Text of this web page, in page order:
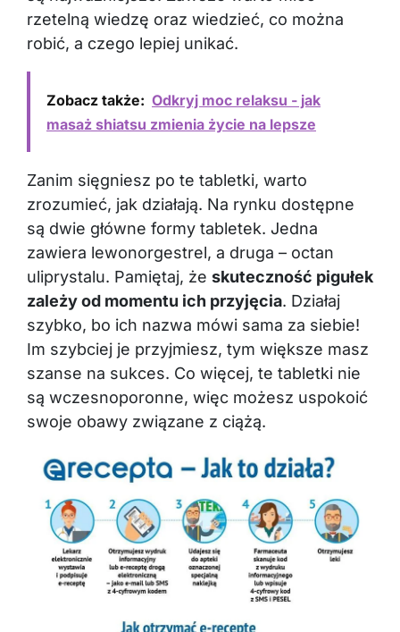
rzetelną wiedzę oraz wiedzieć, co można
robić, a czego lepiej unikać.
Zobacz także: Odkryj moc relaksu - jak
masaż shiatsu zmienia życie na lepsze
Zanim sięgniesz po te tabletki, warto
zrozumieć, jak działają. Na rynku dostępne
są dwie główne formy tabletek. Jedna
zawiera lewonorgestrel, a druga – octan
uliprystalu. Pamiętaj, że skuteczność pigułek
zależy od momentu ich przyjęcia. Działaj
szybko, bo ich nazwa mówi sama za siebie!
Im szybciej je przyjmiesz, tym większe masz
szanse na sukces. Co więcej, te tabletki nie
są wczesnoporonne, więc możesz uspokoić
swoje obawy związane z ciążą.